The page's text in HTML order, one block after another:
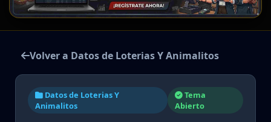
Volver a Datos de Loterias Y Animalitos
Datos de Loterias Y
Animalitos
Tema
Abierto